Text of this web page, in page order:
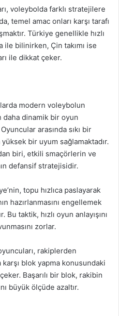
voleybolda farklı stratejilere
temel amac onları karşı tarafı
Türkiye genellikle hızlı
bilinirken, Çin takımı ise
ile dikkat çeker.
modern voleybolun
daha dinamik bir oyun
arasında sıkı bir
bir uyum sağlamaktadır.
biri, etkili smaçörlerin ve
defansif stratejisidir.
topu hızlıca paslayarak
hazırlanmasını engellemek
taktik, hızlı oyun anlayışını
zorlar.
rakiplerden
blok yapma konusundaki
Başarılı bir blok, rakibin
büyük ölçüde azaltır.